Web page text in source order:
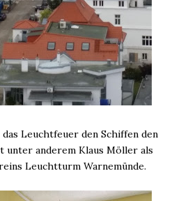
Leuchtfeuer den Schiffen den
unter anderem Klaus Möller als
Leuchtturm Warnemünde.